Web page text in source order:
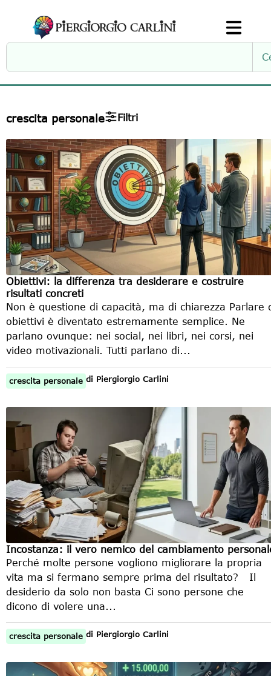
crescita personale Filtri
Obiettivi: la differenza tra desiderare e costruire
risultati concreti
Non è questione di capacità, ma di chiarezza Parlare
obiettivi è diventato estremamente semplice. Ne
parlano ovunque: nei social, nei libri, nei corsi, nei
video motivazionali. Tutti parlano di...
crescita personale di Piergiorgio Carlini
Incostanza: il vero nemico del cambiamento
Perché molte persone vogliono migliorare la propria
vita ma si fermano sempre prima del risultato? Il
desiderio da solo non basta Ci sono persone che
dicono di volere una...
crescita personale di Piergiorgio Carlini